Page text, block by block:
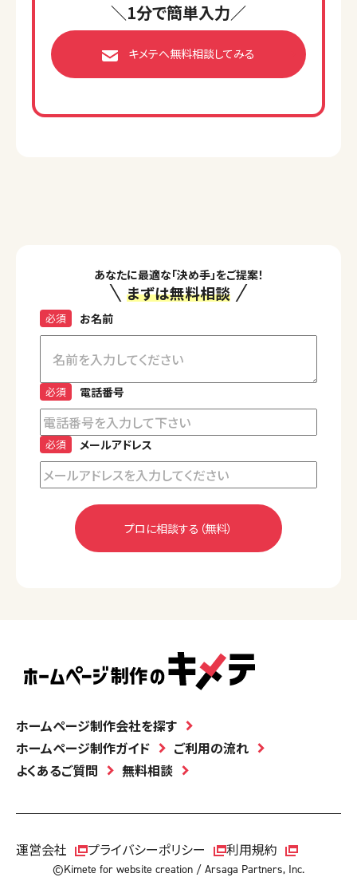
＼1分で簡単入力／
キメテへ無料相談してみる
あなたに最適な「決め手」をご提案！
まずは無料相談
お名前
必須
電話番号
必須
メールアドレス
必須
ホームページ制作会社を探す
ホームページ制作ガイド
ご利用の流れ
よくあるご質問
無料相談
運営会社 プライバシーポリシー 利用規約
©Kimete for website creation / Arsaga Partners, Inc.